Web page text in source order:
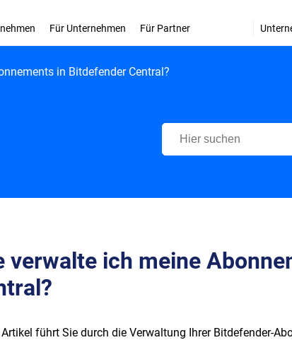
Für Unternehmen Für Partner
in Bitdefender Central?
Bitdefender Support Center
verwalte ich meine
führt Sie durch die Verwaltung Ihrer Bitdefender-